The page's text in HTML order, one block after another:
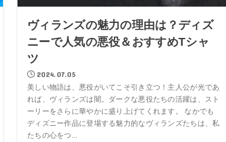
ヴィランズの魅力の理由は？ディズ
ニーで人気の悪役＆おすすめTシャ
ツ
2024.07.05
美しい物語は、悪役がいてこそ引き立つ！主人公が光であ
れば、ヴィランズは闇。ダークな悪役たちの活躍は、スト
ーリーをさらに華やかに盛り上げてくれます。 なかでも
ディズニー作品に登場する魅力的なヴィランズたちは、私
たちの心をつ...